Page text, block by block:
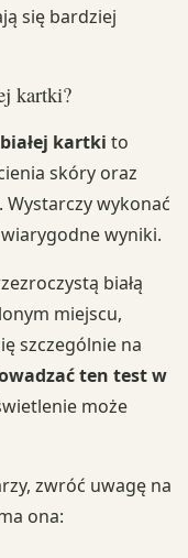
się bardziej
kartki?
kartki to
skóry oraz
wykonać
wyniki.
białą
miejscu,
szczególnie na
ten test w
może
zwróć uwagę na
ona: